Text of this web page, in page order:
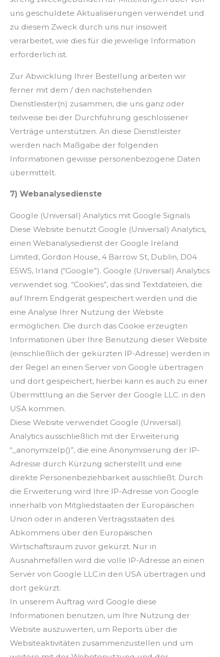
uns geschuldete Aktualisierungen verwendet und
zu diesem Zweck durch uns nur insoweit
verarbeitet, wie dies für die jeweilige Information
erforderlich ist.
Zur Abwicklung Ihrer Bestellung arbeiten wir
ferner mit dem / den nachstehenden
Dienstleister(n) zusammen, die uns ganz oder
teilweise bei der Durchführung geschlossener
Verträge unterstützen. An diese Dienstleister
werden nach Maßgabe der folgenden
Informationen gewisse personenbezogene Daten
übermittelt.
7) Webanalysedienste
Google (Universal) Analytics mit Google Signals
Diese Website benutzt Google (Universal) Analytics,
einen Webanalysedienst der Google Ireland
Limited, Gordon House, 4 Barrow St, Dublin, D04
E5W5, Irland (“Google”). Google (Universal) Analytics
verwendet sog. “Cookies”, das sind Textdateien, die
auf Ihrem Endgerät gespeichert werden und die
eine Analyse Ihrer Nutzung der Website
ermöglichen. Die durch das Cookie erzeugten
Informationen über Ihre Benutzung dieser Website
(einschließlich der gekürzten IP-Adresse) werden in
der Regel an einen Server von Google übertragen
und dort gespeichert, hierbei kann es auch zu einer
Übermittlung an die Server der Google LLC. in den
USA kommen.
Diese Website verwendet Google (Universal)
Analytics ausschließlich mit der Erweiterung
“_anonymizeIp()”, die eine Anonymisierung der IP-
Adresse durch Kürzung sicherstellt und eine
direkte Personenbeziehbarkeit ausschließt. Durch
die Erweiterung wird Ihre IP-Adresse von Google
innerhalb von Mitgliedstaaten der Europäischen
Union oder in anderen Vertragsstaaten des
Abkommens über den Europäischen
Wirtschaftsraum zuvor gekürzt. Nur in
Ausnahmefällen wird die volle IP-Adresse an einen
Server von Google LLC.in den USA übertragen und
dort gekürzt.
In unserem Auftrag wird Google diese
Informationen benutzen, um Ihre Nutzung der
Website auszuwerten, um Reports über die
Websiteaktivitäten zusammenzustellen und um